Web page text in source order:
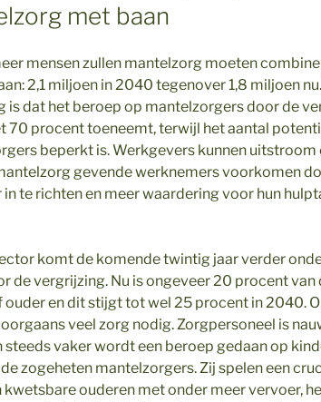
met baan
mensen zullen mantelzorg moeten
2,1 miljoen in 2040 tegenover 1,8 miljoen
is dat het beroep op mantelzorgers door de
70 procent toeneemt, terwijl het aantal
beperkt is. Werkgevers kunnen uitstroom
gevende werknemers voorkomen
te richten en meer waardering voor hun
komt de komende twintig jaar verder
de vergrijzing. Nu is ongeveer 20 procent
ouder en dit stijgt tot wel 25 procent in 2040.
veel zorg nodig. Zorgpersoneel is
steeds vaker wordt een beroep gedaan op
zogeheten mantelzorgers. Zij spelen een
kwetsbare ouderen met onder meer vervoer,